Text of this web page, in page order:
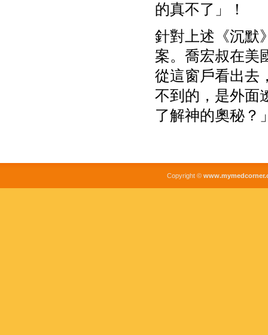
的真不了」！
針對上述《沉默
案。喬宏叔在美
從這窗戶看出去
不到的，是外面
了解神的奧秘？
Copyright ©